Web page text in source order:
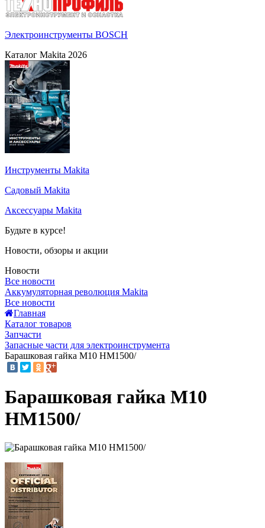
Электроинструменты BOSCH
Каталог Makita 2026
Инструменты Makita
Садовый Makita
Аксессуары Makita
Будьте в курсе!
Новости, обзоры и акции
Новости
Все новости
Аккумуляторная революция Makita
Все новости
Главная
Каталог товаров
Запчасти
Запасные части для электроинструмента
Барашковая гайка M10 HM1500/
Барашковая гайка M10
HM1500/